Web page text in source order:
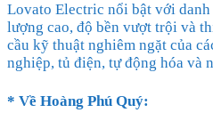
Lovato Electric nổi bật với danh
lượng cao, độ bền vượt trội và
cầu kỹ thuật nghiêm ngặt của
nghiệp, tủ điện, tự động hóa và
* Về Hoàng Phú Quý: